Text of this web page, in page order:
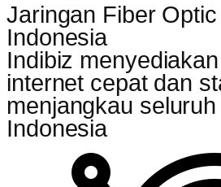
Jaringan Fiber
Indonesia
Indibiz
internet cepat dan
menjangkau
Indonesia